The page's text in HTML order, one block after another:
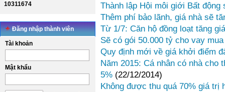
10311674
Đăng nhập thành viên
Tài khoản
Mật khẩu
Thành lập Hội môi giới Bất động
Thêm phí bảo lãnh, giá nhà sẽ
Từ 1/7: Căn hộ đồng loạt tăng
Sẽ có gói 50.000 tỷ cho vay
Quy định mới về giá khởi điểm
Năm 2015: Cá nhân có nhà cho
5% (22/12/2014)
Không được thu quá 70% giá trị